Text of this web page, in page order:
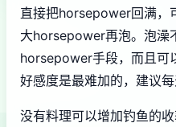
直接把horsepower回满，
大horsepower再泡。泡澡
horsepower手段，而且可
好感度是最难加的，建议每
没有料理可以增加钓鱼的